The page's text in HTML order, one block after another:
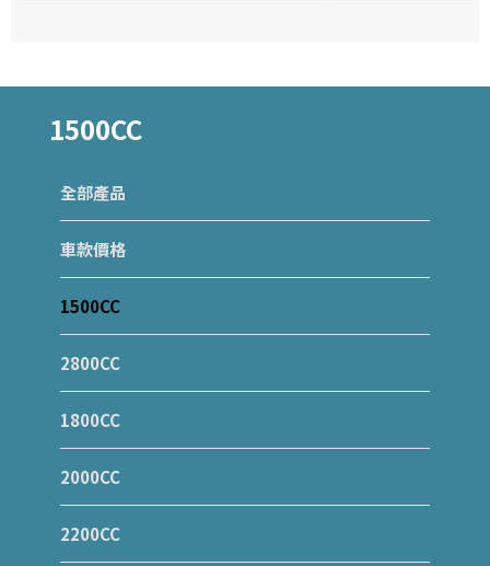
1500CC
全部產品
車款價格
1500CC
2800CC
1800CC
2000CC
2200CC